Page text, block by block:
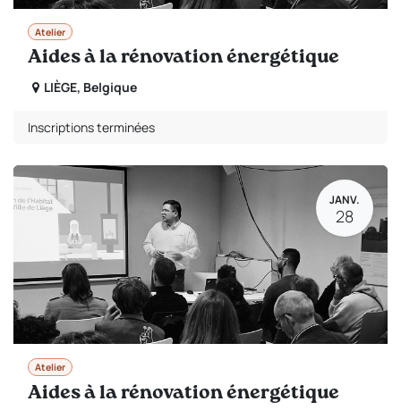
Atelier
Aides à la rénovation énergétique
LIÈGE, Belgique
Inscriptions terminées
JANV.
28
Atelier
Aides à la rénovation énergétique